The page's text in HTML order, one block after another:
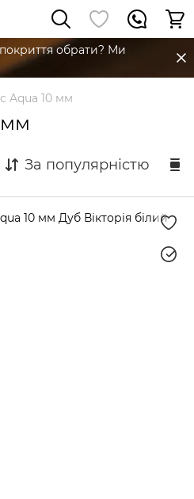
обрати? Ми
Aqua 10 мм
мм
За популярністю